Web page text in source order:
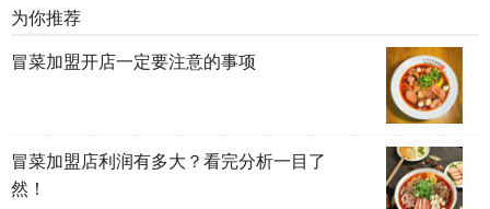
为你推荐
冒菜加盟开店一定要注意的事项
冒菜加盟店利润有多大？看完分析一目了
然！